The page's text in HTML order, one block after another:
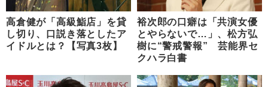
高倉健が「高級鮨店」を貸
し切り、口説き落としたア
イドルとは？【写真3枚】
裕次郎の口癖は「共演女優
とやらないで…」、松方弘
樹に“警戒警報” 芸能界セ
クハラ白書